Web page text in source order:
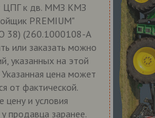
ЦПГ к дв. ММЗ КМЗ
PREMIUM"
38) (260.1000108-А
или заказать можно
указанных на этой
Указанная цена может
от фактической.
цену и условия
продавца заранее.